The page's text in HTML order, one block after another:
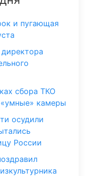
и пугающая
сбора ТКО
камеры
осудили
России